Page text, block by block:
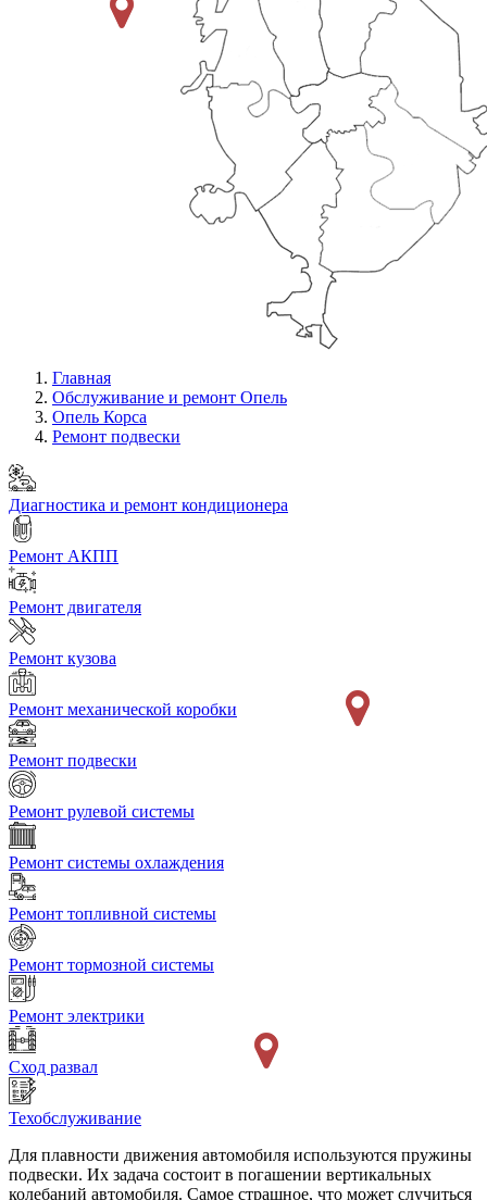
Главная
Обслуживание и ремонт Опель
Опель Корса
Ремонт подвески
Диагностика и ремонт кондиционера
Ремонт АКПП
Ремонт двигателя
Ремонт кузова
Ремонт механической коробки
Ремонт подвески
Ремонт рулевой системы
Ремонт системы охлаждения
Ремонт топливной системы
Ремонт тормозной системы
Ремонт электрики
Сход развал
Техобслуживание
Для плавности движения автомобиля используются пружины
подвески. Их задача состоит в погашении вертикальных
колебаний автомобиля. Самое страшное, что может случиться